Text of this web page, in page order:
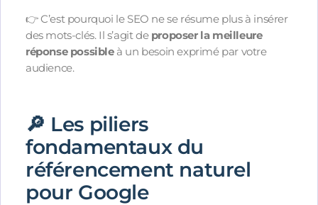
👉 C’est pourquoi le SEO ne se résume plus à insérer
des mots-clés. Il s’agit de proposer la meilleure
réponse possibleà un besoin exprimé par votre
audience.
🔎 Les piliers
fondamentaux du
référencement naturel
pour Google